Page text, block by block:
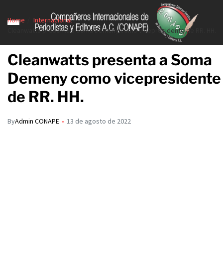
Home
Internacional
Cleanwatts presenta a Soma Demeny como vicepresidente de RR. HH.
Cleanwatts presenta a Soma
Demeny como vicepresidente
de RR. HH.
ByAdmin CONAPE 13 de agosto de 2022